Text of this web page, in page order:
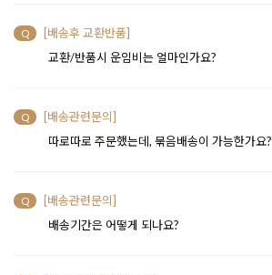
Q
[배송후 교환반품]
교환/반품시 운임비는 얼마인가요?
Q
[배송관련문의]
따로따로 주문했는데, 묶음배송이 가능한가요?
Q
[배송관련문의]
배송기간은 어떻게 되나요?